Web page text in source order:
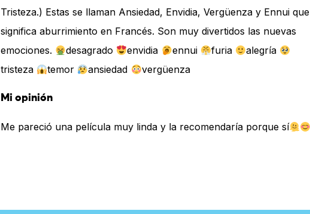
Tristeza.) Estas se llaman Ansiedad, Envidia, Vergüenza y Ennui que
significa aburrimiento en Francés. Son muy divertidos las nuevas
emociones.
desagrado envidia ennui furia
alegría
tristeza
temor ansiedad vergüenza
Mi opinión
Me pareció una película muy linda y la recomendaría porque sí